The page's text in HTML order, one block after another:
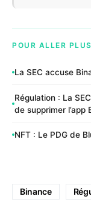
POUR ALLER
La SEC accuse
Régulation : La
de supprimer l’app
NFT : Le PDG de
Binance